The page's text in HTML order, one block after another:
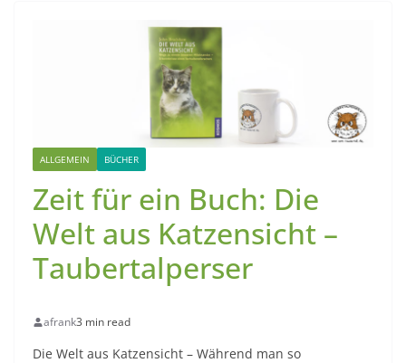
ALLGEMEIN BÜCHER
Zeit für ein Buch: Die
Welt aus Katzensicht –
Taubertalperser
afrank3 min read
Die Welt aus Katzensicht – Während man so